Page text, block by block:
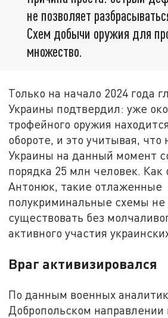
не позволяет
Схем добычи оружия для
множество.
Только на начало 2024 года
Украины подтвердил: уже
трофейного оружия
обороте, и это учитывая, что
Украины на данный момент
порядка 25 млн человек. Как
Антонюк, такие отлаженные
полукриминальные схемы не
существовать без
активного участия
Враг активизировался
По данным военных
Добропольском направлении